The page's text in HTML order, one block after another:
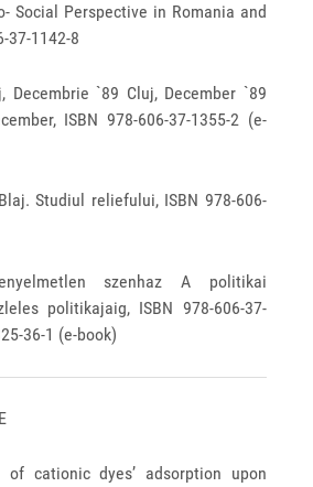
Social Perspective in Romania and
37-1142-8
Decembrie `89 Cluj, December `89
ISBN 978‐606‐37‐1355-2 (e-
Studiul reliefului, ISBN 978-606-
szenhaz A politikai
politikajaig, ISBN 978-606-37-
36-1 (e-book)
of cationic dyes’ adsorption upon